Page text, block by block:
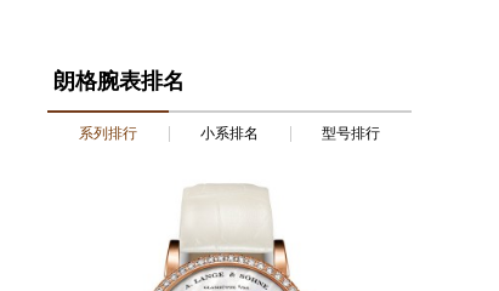
朗格腕表排名
系列排行 小系排名 型号排行